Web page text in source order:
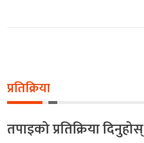
प्रतिक्रिया
तपाइको प्रतिक्रिया दिनुहोस्